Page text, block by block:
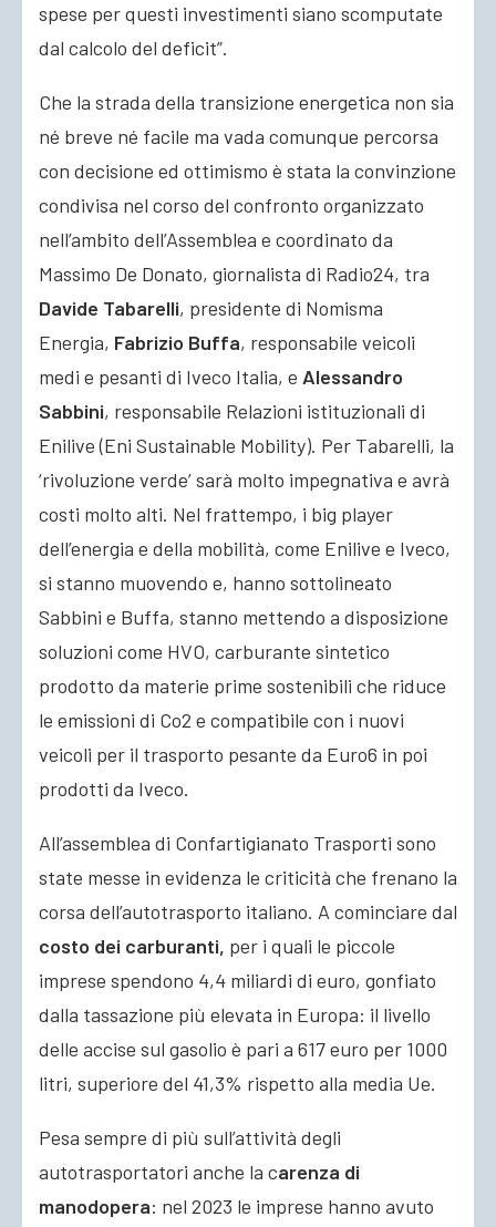
spese per questi investimenti siano scomputate
dal calcolo del deficit”.
Che la strada della transizione energetica non sia
né breve né facile ma vada comunque percorsa
con decisione ed ottimismo è stata la convinzione
condivisa nel corso del confronto organizzato
nell’ambito dell’Assemblea e coordinato da
Massimo De Donato, giornalista di Radio24, tra
Davide Tabarelli, presidente di Nomisma
Energia, Fabrizio Buffa, responsabile veicoli
medi e pesanti di Iveco Italia, e Alessandro
Sabbini, responsabile Relazioni istituzionali di
Enilive (Eni Sustainable Mobility). Per Tabarelli, la
‘rivoluzione verde’ sarà molto impegnativa e avrà
costi molto alti. Nel frattempo, i big player
dell’energia e della mobilità, come Enilive e Iveco,
si stanno muovendo e, hanno sottolineato
Sabbini e Buffa, stanno mettendo a disposizione
soluzioni come HVO, carburante sintetico
prodotto da materie prime sostenibili che riduce
le emissioni di Co2 e compatibile con i nuovi
veicoli per il trasporto pesante da Euro6 in poi
prodotti da Iveco.
All’assemblea di Confartigianato Trasporti sono
state messe in evidenza le criticità che frenano la
corsa dell’autotrasporto italiano. A cominciare dal
costo dei carburanti, per i quali le piccole
imprese spendono 4,4 miliardi di euro, gonfiato
dalla tassazione più elevata in Europa: il livello
delle accise sul gasolio è pari a 617 euro per 1000
litri, superiore del 41,3% rispetto alla media Ue.
Pesa sempre di più sull’attività degli
autotrasportatori anche la carenza di
manodopera: nel 2023 le imprese hanno avuto